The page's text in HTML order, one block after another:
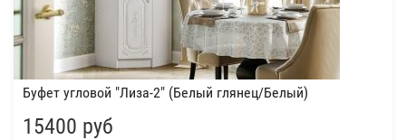
Буфет угловой "Лиза-2" (Белый глянец/Белый)
15400 руб